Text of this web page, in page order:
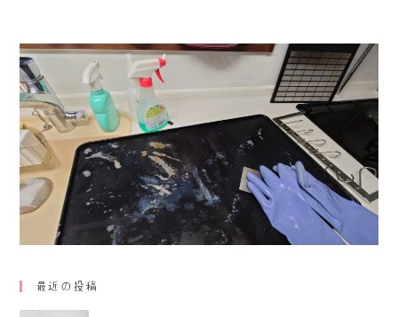
最近の投稿